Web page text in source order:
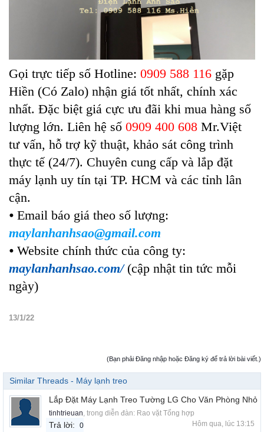
Gọi trực tiếp số Hotline: 0909 588 116 gặp
Hiền (Có Zalo) nhận giá tốt nhất, chính xác
nhất. Đặc biệt giá cực ưu đãi khi mua hàng số
lượng lớn. Liên hệ số 0909 400 608 Mr.Việt
tư vấn, hỗ trợ kỹ thuật, khảo sát công trình
thực tế (24/7). Chuyên cung cấp và lắp đặt
máy lạnh uy tín tại TP. HCM và các tỉnh lân
cận.
⦁ Email báo giá theo số lượng:
maylanhanhsao@gmail.com
⦁ Website chính thức của công ty:
maylanhanhsao.com/(cập nhật tin tức mỗi
ngày)
13/1/22
(Bạn phải Đăng nhập hoặc Đăng ký để trả lời bài viết.)
Similar Threads - Máy lạnh treo
Lắp Đặt Máy Lạnh Treo Tường LG Cho Văn Phòng Nhỏ
tinhtrieuan, trong diễn đàn: Rao vặt Tổng hợp
Trả lời: 0 Hôm qua, lúc 13:15